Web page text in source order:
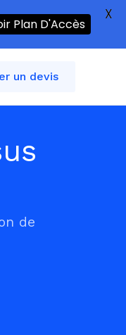
un devis
de
Plan D'Accès
X